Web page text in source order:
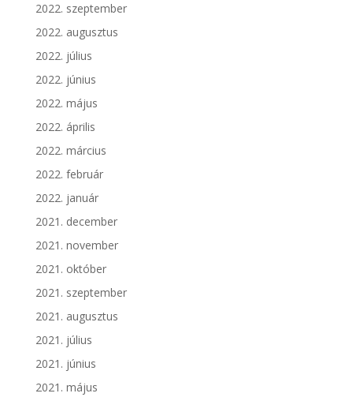
2022. szeptember
2022. augusztus
2022. július
2022. június
2022. május
2022. április
2022. március
2022. február
2022. január
2021. december
2021. november
2021. október
2021. szeptember
2021. augusztus
2021. július
2021. június
2021. május